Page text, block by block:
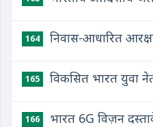
164 निवास-आधारित
165 विकसित भारत युवा
166 भारत 6G विज़न